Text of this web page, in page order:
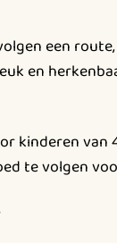
een
en
kinderen van
te volgen